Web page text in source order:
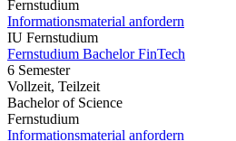
Fernstudium
Informationsmaterial anfordern
IU Fernstudium
Fernstudium Bachelor FinTech
6 Semester
Vollzeit, Teilzeit
Bachelor of Science
Fernstudium
Informationsmaterial anfordern